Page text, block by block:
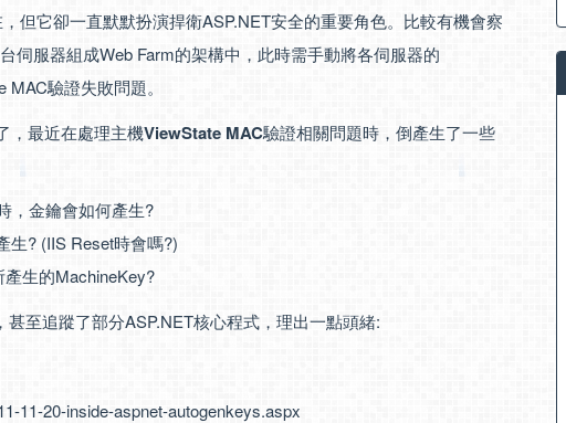
但它卻一直默默扮演捍衛ASP.NET安全的重要角色。比較有機會察
伺服器組成Web Farm的架構中，此時需手動將各伺服器的
驗證失敗問題。
，最近在處理主機ViewState MAC驗證相關問題時，倒產生了一些
，金鑰會如何產生?
生? (IIS Reset時會嗎?)
生的MachineKey?
至追蹤了部分ASP.NET核心程式，理出一點頭緒:
11-20-inside-aspnet-autogenkeys.aspx